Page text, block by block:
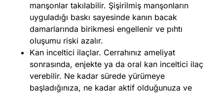
manşonlar takılabilir. Şişirilmiş manşonların
uyguladığı baskı sayesinde kanın bacak
damarlarında birikmesi engellenir ve pıhtı
oluşumu riski azalır.
Kan inceltici ilaçlar. Cerrahınız ameliyat
sonrasında, enjekte ya da oral kan inceltici ilaç
verebilir. Ne kadar sürede yürümeye
başladığınıza, ne kadar aktif olduğunuza ve